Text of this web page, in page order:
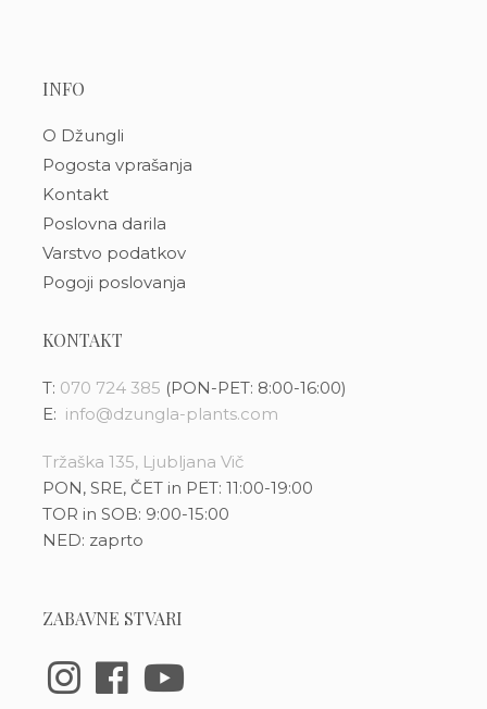
INFO
O Džungli
Pogosta vprašanja
Kontakt
Poslovna darila
Varstvo podatkov
Pogoji poslovanja
KONTAKT
T: 070 724 385 (PON-PET: 8:00-16:00)
E: info@dzungla-plants.com
Tržaška 135, Ljubljana Vič
PON, SRE, ČET in PET: 11:00-19:00
TOR in SOB: 9:00-15:00
NED: zaprto
ZABAVNE STVARI